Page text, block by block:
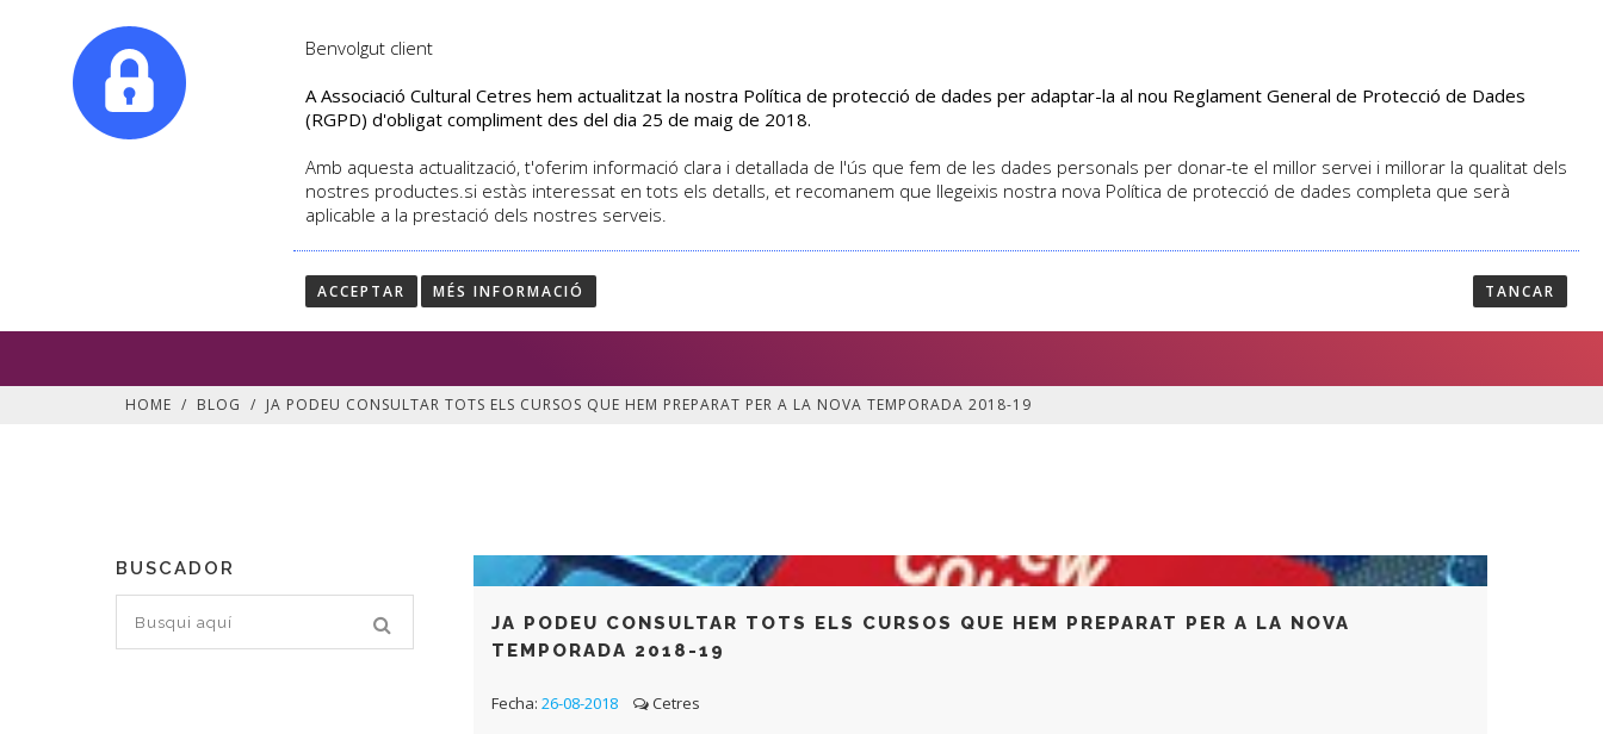
EL CENTRE CURSOS ACTIVITATS ASSOCIATS PROFESSORAT NOTICIES CONTACTAR
JA PODEU CONSULTAR TOTS ELS CURSOS QUE HEM PREPARAT PER A LA
NOVA TEMPORADA 2018-19
JA PODEU CONSULTAR TOTS ELS CURSOS QUE HEM PREPARAT PER LA NOVA TEMPORADA 2018-19
HOME / BLOG / JA PODEU CONSULTAR TOTS ELS CURSOS QUE HEM PREPARAT PER A LA NOVA TEMPORADA 2018-19
BUSCADOR
JA PODEU CONSULTAR TOTS ELS CURSOS QUE HEM PREPARAT PER A LA NOVA
TEMPORADA 2018-19
Fecha: 26-08-2018 Cetres
Benvolgut client
A Associació Cultural Cetres hem actualitzat la nostra Política de protecció de dades per adaptar-la al nou Reglament General de Protecció de Dades
(RGPD) d'obligat compliment des del dia 25 de maig de 2018.
Amb aquesta actualització, t'oferim informació clara i detallada de l'ús que fem de les dades personals per donar-te el millor servei i millorar la qualitat dels
nostres productes.si estàs interessat en tots els detalls, et recomanem que llegeixis nostra nova Política de protecció de dades completa que serà
aplicable a la prestació dels nostres serveis.
ACCEPTAR MÉS INFORMACIÓ TANCAR